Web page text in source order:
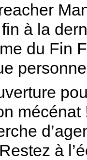
à la
du Fin
mécénat
à